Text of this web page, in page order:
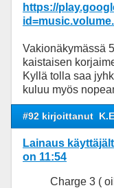
https://
Vakionäkymässä
kaistaisen
Kyllä tolla saa
kuluu myös
#92 kirjoittanut
Lainaus
on 11:54
Charge 3 (